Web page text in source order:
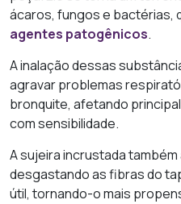
ácaros, fungos e bactérias,
agentes patogênicos.
A inalação dessas
agravar problemas
bronquite, afetando
com sensibilidade.
A sujeira incrustada
desgastando as fibras do
útil, tornando-o mais